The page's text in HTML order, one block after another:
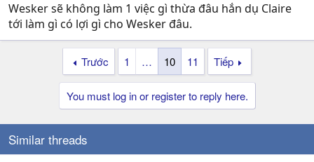
Wesker sẽ không làm 1 việc gì thừa đâu hắn dụ Claire
tới làm gì có lợi gì cho Wesker đâu.
Trước 1 … 10 11 Tiếp
You must log in or register to reply here.
Similar threads